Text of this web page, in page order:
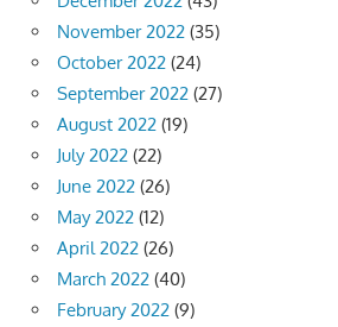
November 2022 (35)
October 2022 (24)
September 2022 (27)
August 2022 (19)
July 2022 (22)
June 2022 (26)
May 2022 (12)
April 2022 (26)
March 2022 (40)
February 2022 (9)